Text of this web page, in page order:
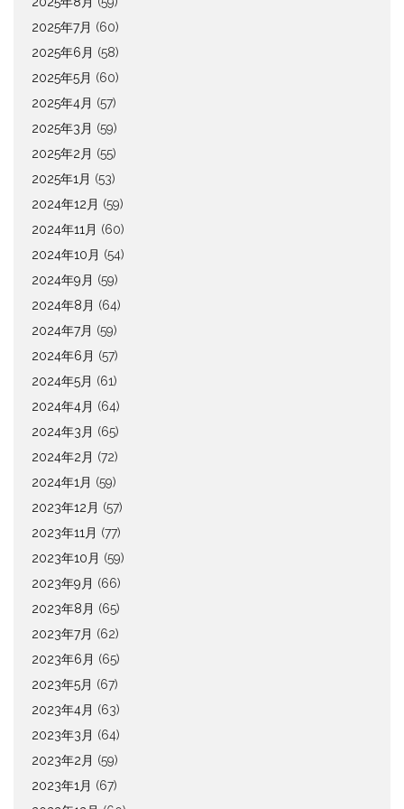
2025年7月 (60)
2025年6月 (58)
2025年5月 (60)
2025年4月 (57)
2025年3月 (59)
2025年2月 (55)
2025年1月 (53)
2024年12月 (59)
2024年11月 (60)
2024年10月 (54)
2024年9月 (59)
2024年8月 (64)
2024年7月 (59)
2024年6月 (57)
2024年5月 (61)
2024年4月 (64)
2024年3月 (65)
2024年2月 (72)
2024年1月 (59)
2023年12月 (57)
2023年11月 (77)
2023年10月 (59)
2023年9月 (66)
2023年8月 (65)
2023年7月 (62)
2023年6月 (65)
2023年5月 (67)
2023年4月 (63)
2023年3月 (64)
2023年2月 (59)
2023年1月 (67)